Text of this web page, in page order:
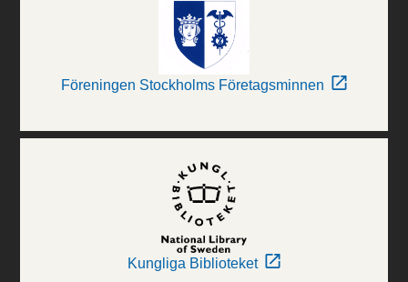
Föreningen Stockholms Företagsminnen
Kungliga Biblioteket